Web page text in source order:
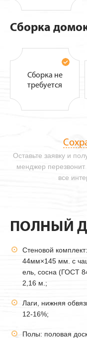
Сборка
Сборка не
требуется
Оставьте заявку и
менджер перезвонит
все
ПОЛНЫЙ
Стеновой
44мм×145 мм. с
ель, сосна (ГОСТ
2,16 м.;
Лаги, нижняя
12-16%;
Полы: половая